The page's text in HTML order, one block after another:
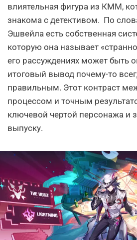
влиятельная фигура из КММ,
знакома с детективом. По
Эшвейла есть собственная
которую она называет
его рассуждениях может быть
итоговый вывод почему-то
правильным. Этот контраст
процессом и точным
ключевой чертой персонажа и
выпуску.